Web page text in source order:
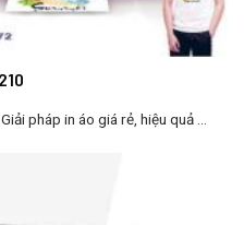
pháp in áo giá rẻ, hiệu quả ...